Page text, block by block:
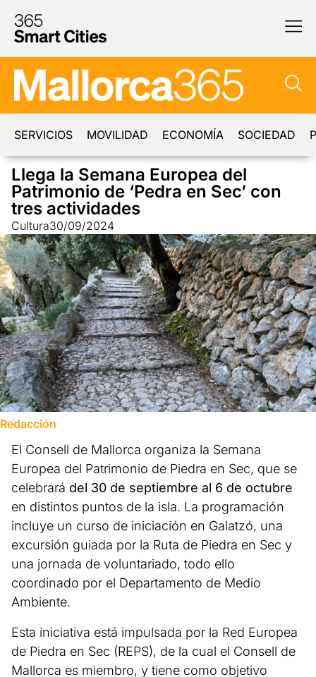
SERVICIOS MOVILIDAD ECONOMÍA SOCIEDAD
Llega la Semana Europea del
Patrimonio de ‘Pedra en Sec’ con
tres actividades
Cultura30/09/2024
Redacción
El Consell de Mallorca organiza la Semana
Europea del Patrimonio de Piedra en Sec, que se
celebrará del 30 de septiembre al 6 de octubre
en distintos puntos de la isla. La programación
incluye un curso de iniciación en Galatzó, una
excursión guiada por la Ruta de Piedra en Sec y
una jornada de voluntariado, todo ello
coordinado por el Departamento de Medio
Ambiente.
Esta iniciativa está impulsada por la Red Europea
de Piedra en Sec (REPS), de la cual el Consell de
Mallorca es miembro, y tiene como objetivo